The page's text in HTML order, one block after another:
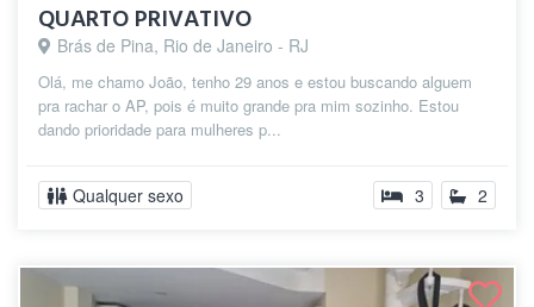
QUARTO PRIVATIVO
Brás de Pina, Rio de Janeiro - RJ
Olá, me chamo João, tenho 29 anos e estou buscando alguem
pra rachar o AP, pois é muito grande pra mim sozinho. Estou
dando prioridade para mulheres p...
Qualquer sexo 3 2